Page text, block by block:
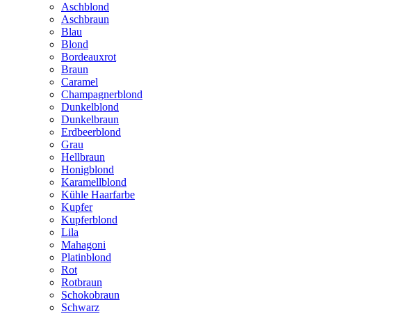
Aschblond
Aschbraun
Blau
Blond
Bordeauxrot
Braun
Caramel
Champagnerblond
Dunkelblond
Dunkelbraun
Erdbeerblond
Grau
Hellbraun
Honigblond
Karamellblond
Kühle Haarfarbe
Kupfer
Kupferblond
Lila
Mahagoni
Platinblond
Rot
Rotbraun
Schokobraun
Schwarz